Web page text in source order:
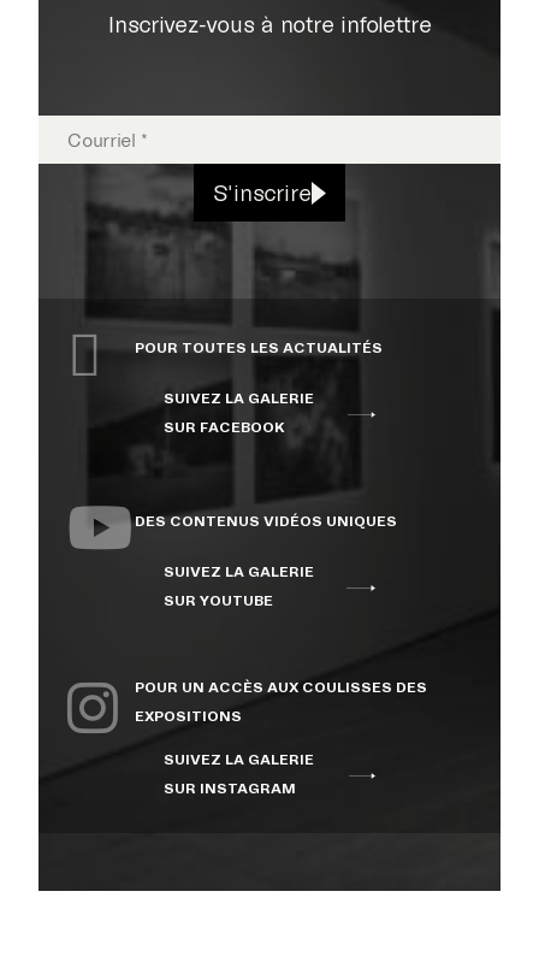
Inscrivez-vous à notre infolettre
S'inscrire
POUR TOUTES LES ACTUALITÉS
SUIVEZ LA GALERIE
SUR FACEBOOK
DES CONTENUS VIDÉOS UNIQUES
SUIVEZ LA GALERIE
SUR YOUTUBE
POUR UN ACCÈS AUX COULISSES DES
EXPOSITIONS
SUIVEZ LA GALERIE
SUR INSTAGRAM